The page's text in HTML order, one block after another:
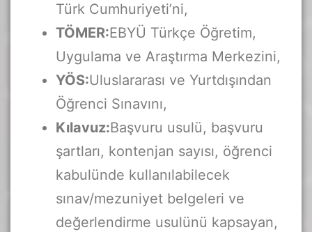
Türk Cumhuriyeti’ni,
TÖMER:EBYÜ Türkçe Öğretim,
Uygulama ve Araştırma Merkezini,
YÖS:Uluslararası ve Yurtdışından
Öğrenci Sınavını,
Kılavuz:Başvuru usulü, başvuru
şartları, kontenjan sayısı, öğrenci
kabulünde kullanılabilecek
sınav/mezuniyet belgeleri ve
değerlendirme usulünü kapsayan,